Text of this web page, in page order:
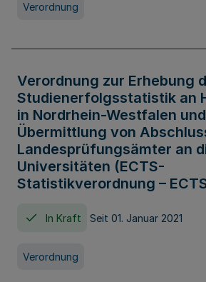
Verordnung
Verordnung zur Erhebung
Studienerfolgsstatistik an
in Nordrhein-Westfalen
Übermittlung von
Landesprüfungsämter an
Universitäten (ECTS-
Statistikverordnung –
In Kraft Seit 01. Januar 2021
Verordnung